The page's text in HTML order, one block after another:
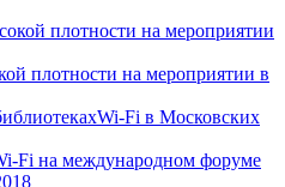
плотности на мероприятии в
Wi-Fi в Московских